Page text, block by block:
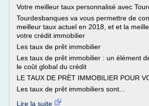
Votre meilleur taux personnalisé avec
Tourdesbanques va vous permettre de
meilleur taux actuel en 2018, et et la
votre crédit immobilier
Les taux de prêt immobilier
Les taux de prêt immobilier : un élément
le coût global du crédit
LE TAUX DE PRËT IMMOBILIER POUR
Les taux de prêt immobiliers sont...
Lire la suite